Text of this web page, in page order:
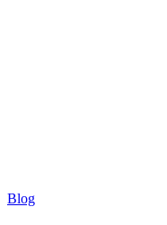
Blog